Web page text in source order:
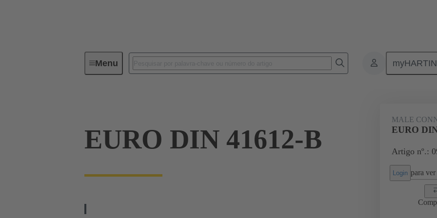
MenuDevice connectivity Produtos Motherboard to
EURO DIN 41612-B
MALE
EURO
Artigo nº.:
Login para